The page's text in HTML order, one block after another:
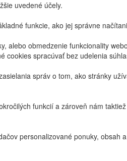
uvedené účely.
funkcie, ako jej správne
alebo obmedzenie funkcionality
cookies spracúvať bez udelenia
správ o tom, ako stránky
funkcií a zároveň nám
personalizované ponuky, obsah